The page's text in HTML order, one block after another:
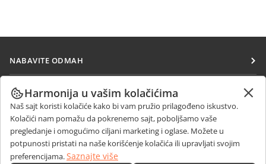
NABAVITE ODMAH
Docs
DocSpace
Workspace
Konektori
Desktop aplikacije
SARAĐUJTE
Za doprinosioce
Za prevodioce
Za influensere
PRIMAJTE VESTI
Blog
DOBIJTE POMOĆ
Harmonija u vašim kolačićima
Naš sajt koristi kolačiće kako bi vam pružio prilagođeno iskustvo.
Kolačići nam pomažu da pokrenemo sajt, poboljšamo vaše
pregledanje i omogućimo ciljani marketing i oglase. Možete u
potpunosti pristati na naše korišćenje kolačića ili upravljati svojim
preferencijama.Saznajte više